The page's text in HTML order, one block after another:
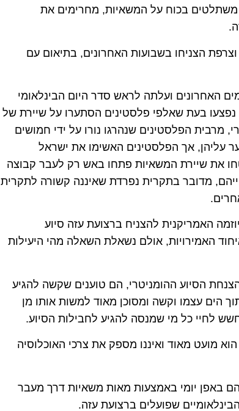
משתלטים בכוח על המשאיות, מחרימים את
וצרפת הצניחו בשבועות האחרונים, בתיאום עם
האחרונים ועלתה לראש סדר היום הבינלאומי
פלסטינים ועוד מאות נפצעו בעת שאלפי פלסטינים הסתערו על שיירת של
מרבית הפלסטינים שנהרגו נורו על ידי חמושים
עליהן, אך הפלסטינים האשימו את ישראל
את שיירת המשאיות פתחו באש רק לעבר קבוצה
מדובר בתקרית נפרדת שאיננה קשורה לתקרית
האמריקנית להצניח ברצועת עזה סיוע
האמירויות, אולם נשאלת השאלה מהי היעילות
הסיוע ההומניטרי, הם טוענים שקשה להגיע
הים עצמו וקשה ומסוכן מאוד למשות אותו מן
לחיי כל מי שמנסה להגיע לחבילות הסיוע.
מועט מאוד ואיננו מספק את צרכי האוכלוסיה
באפן יומי באמצעות מאות משאיות דרך מעבר
שפועלים ברצועת עזה.